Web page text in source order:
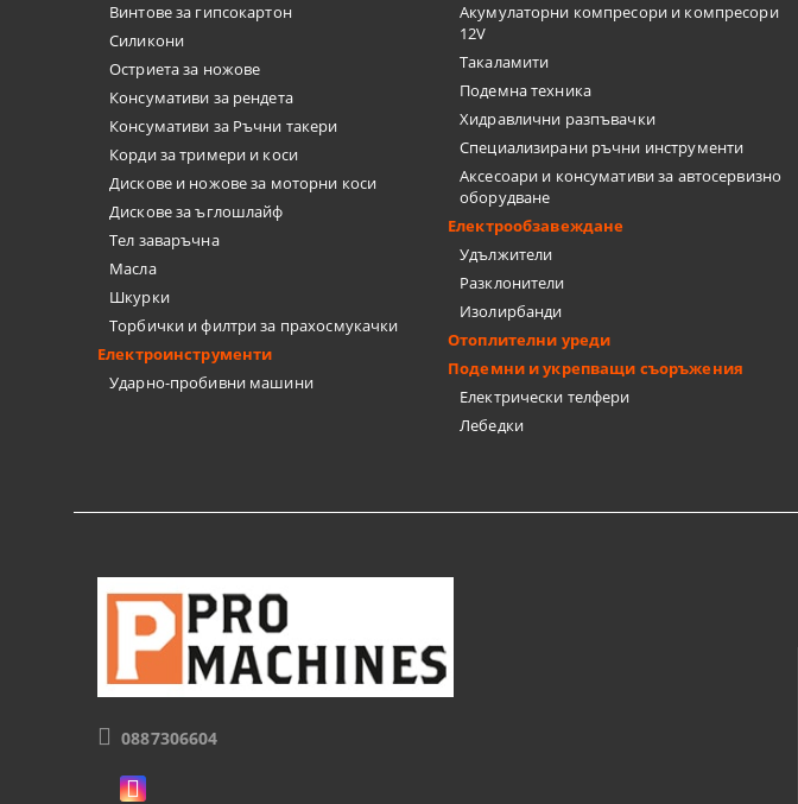
Винтове за гипсокартон
Силикони
Остриета за ножове
Консумативи за рендета
Консумативи за Ръчни такери
Корди за тримери и коси
Дискове и ножове за моторни коси
Дискове за ъглошлайф
Тел заваръчна
Масла
Шкурки
Торбички и филтри за прахосмукачки
Електроинструменти
Ударно-пробивни машини
Акумулаторни компресори и компресори
12V
Такаламити
Подемна техника
Хидравлични разпъвачки
Специализирани ръчни инструменти
Аксесоари и консумативи за автосервизно
оборудване
Електрообзавеждане
Удължители
Разклонители
Изолирбанди
Отоплителни уреди
Подемни и укрепващи съоръжения
Електрически телфери
Лебедки
0887306604